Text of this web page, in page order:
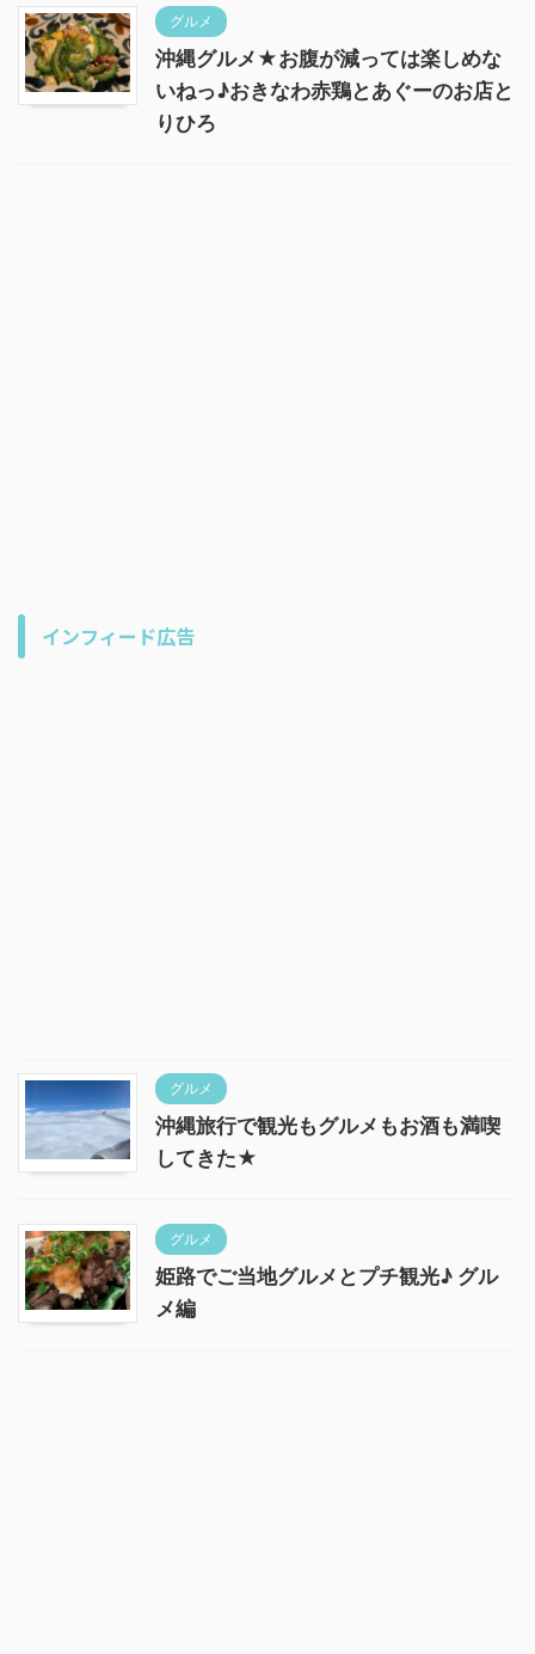
グルメ
沖縄グルメ★お腹が減っては楽しめな
いねっ♪おきなわ赤鶏とあぐーのお店と
りひろ
インフィード広告
グルメ
沖縄旅行で観光もグルメもお酒も満喫
してきた★
グルメ
姫路でご当地グルメとプチ観光♪ グル
メ編